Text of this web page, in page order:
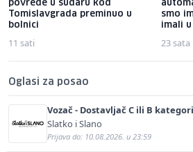
povrede u sudaru kod
Tomislavgrada preminuo u
bolnici
11 sati
smo
imali
23 sata
Oglasi za posao
Vozač - Dostavljač C ili B
Slatko i Slano
Prijava do: 10.08.2026. u 23:59